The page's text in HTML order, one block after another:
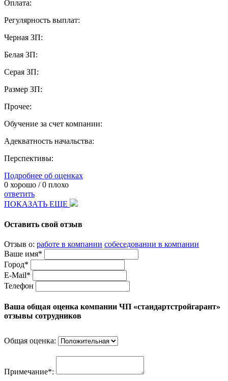
Оплата:
Регулярность выплат:
Черная ЗП:
Белая ЗП:
Серая ЗП:
Размер ЗП:
Прочее:
Обучение за счет компании:
Адекватность начальства:
Перспективы:
Подробнее об оценках
0 хорошо /0 плохо
ответить
ПОКАЗАТЬ ЕЩЕ
Оставить свой отзыв
Отзыв о: работе в компании собеседовании в компании
Ваше имя*
Город*
E-Mail*
Телефон
Ваша общая оценка компании ЧП «стандартстройгарант»
отзывы сотрудников
Общая оценка:
Примечание*: